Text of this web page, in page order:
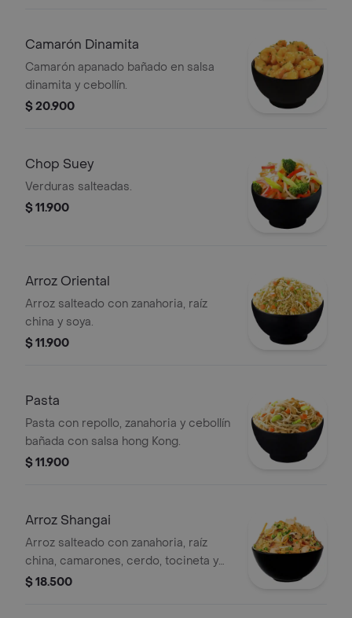
Camarón Dinamita
Camarón apanado bañado en salsa
dinamita y cebollín.
$ 20.900
Chop Suey
Verduras salteadas.
$ 11.900
Arroz Oriental
Arroz salteado con zanahoria, raíz
china y soya.
$ 11.900
Pasta
Pasta con repollo, zanahoria y cebollín
bañada con salsa hong Kong.
$ 11.900
Arroz Shangai
Arroz salteado con zanahoria, raíz
china, camarones, cerdo, tocineta y
soya.
$ 18.500